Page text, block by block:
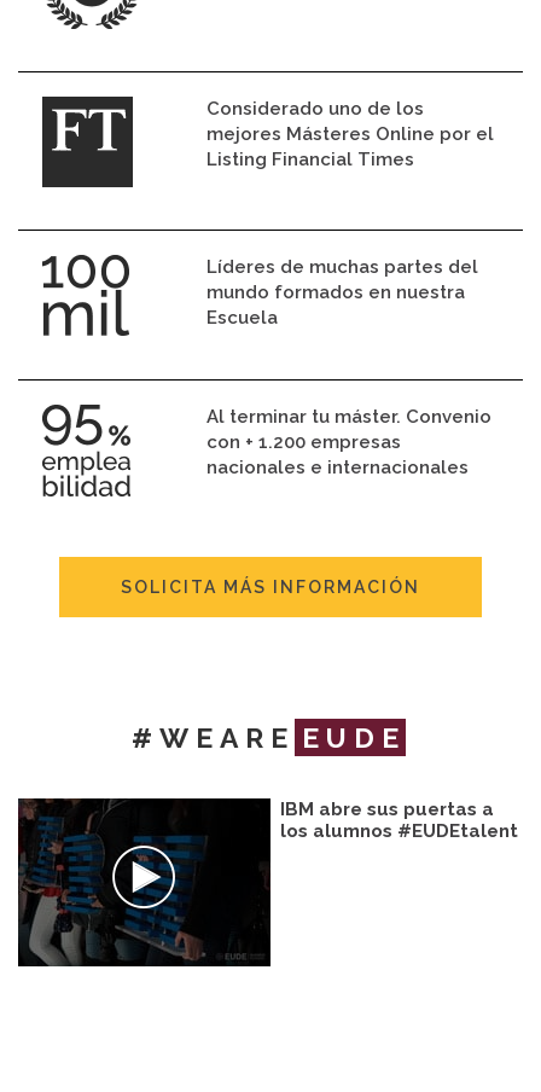
Considerado uno de los
mejores Másteres Online por el
Listing Financial Times
Líderes de muchas partes del
mundo formados en nuestra
Escuela
Al terminar tu máster. Convenio
con + 1.200 empresas
nacionales e internacionales
SOLICITA MÁS INFORMACIÓN
#WEARE EUDE
IBM abre sus puertas a
los alumnos #EUDEtalent